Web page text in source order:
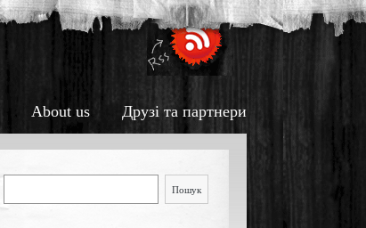
About us Друзі та партнери
Пошук